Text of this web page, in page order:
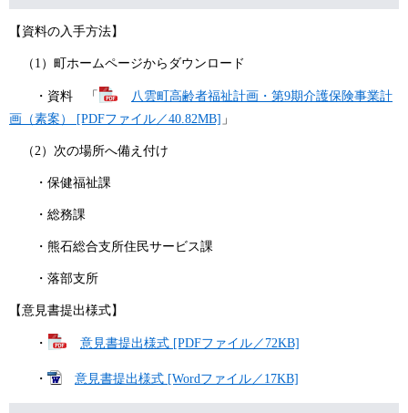
【資料の入手方法】
（1）町ホームページからダウンロード
・資料 「
八雲町高齢者福祉計画・第9期介護保険事業計
画（素案） [PDFファイル／40.82MB] 」
（2）次の場所へ備え付け
・保健福祉課
・総務課
・熊石総合支所住民サービス課
・落部支所
【意見書提出様式】
・ 意見書提出様式 [PDFファイル／72KB]
・ 意見書提出様式 [Wordファイル／17KB]